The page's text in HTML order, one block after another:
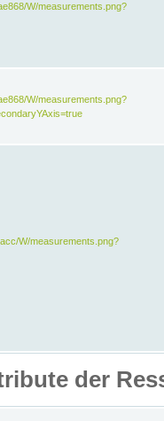
W/measurements.png?
W/measurements.png?
W/measurements.png?
der